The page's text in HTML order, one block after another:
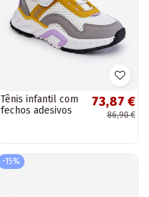
Tênis infantil com
fechos adesivos
73,87 €
86,90 €
-15%